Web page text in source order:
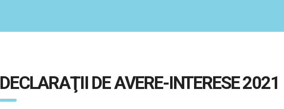
DECLARAŢII DE AVERE-INTERESE 2021